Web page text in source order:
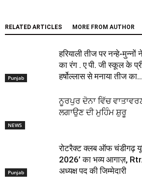
RELATED ARTICLES MORE FROM AUTHOR
Punjab
हरियाली तीज पर नन्हे-मुन्नों
का रंग . ए पी. जी स्कूल के
हर्षोल्लास से मनाया तीज का...
NEWS
ਨੂਰਪੁਰ ਦੋਨਾ ਵਿੱਚ
ਲਗਾਉਣ ਦੀ ਮੁਹਿੰਮ ਸ਼ੁਰੂ
Punjab
रोटरैक्ट क्लब ऑफ चंडीगढ़
2026’ का भव्य आगाज़, Rtr.
अध्यक्ष पद की जिम्मेदारी